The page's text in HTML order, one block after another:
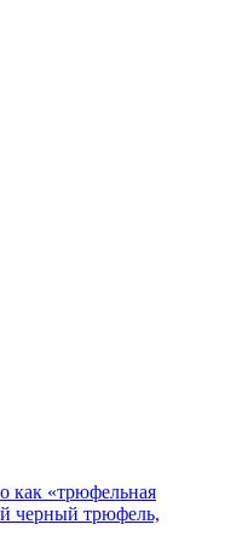
как «трюфельная
черный трюфель,